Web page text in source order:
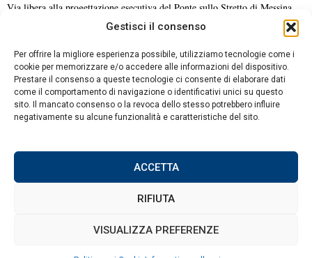
Gestisci il consenso
Per offrire la migliore esperienza possibile, utilizziamo tecnologie come i
cookie per memorizzare e/o accedere alle informazioni del dispositivo.
Prestare il consenso a queste tecnologie ci consente di elaborare dati
come il comportamento di navigazione o identificativi unici su questo
sito. Il mancato consenso o la revoca dello stesso potrebbero influire
negativamente su alcune funzionalità e caratteristiche del sito.
ACCETTA
RIFIUTA
VISUALIZZA PREFERENZE
Via libera alla progettazione esecutiva del Ponte sullo Stretto di Messina
ANALISI E OPINIONI
SPORT CULTURA VIAGGI
Contatti
Informativa sulla privacy